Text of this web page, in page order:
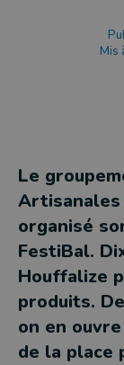
Mis
Le
Artisanales
organisé
FestiBal.
Houffalize
produits.
on en
de la place